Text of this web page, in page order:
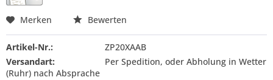
Merken Bewerten
Artikel-Nr.:
ZP20XAAB
Versandart:
Per Spedition, oder Abholung in Wetter
(Ruhr) nach Absprache